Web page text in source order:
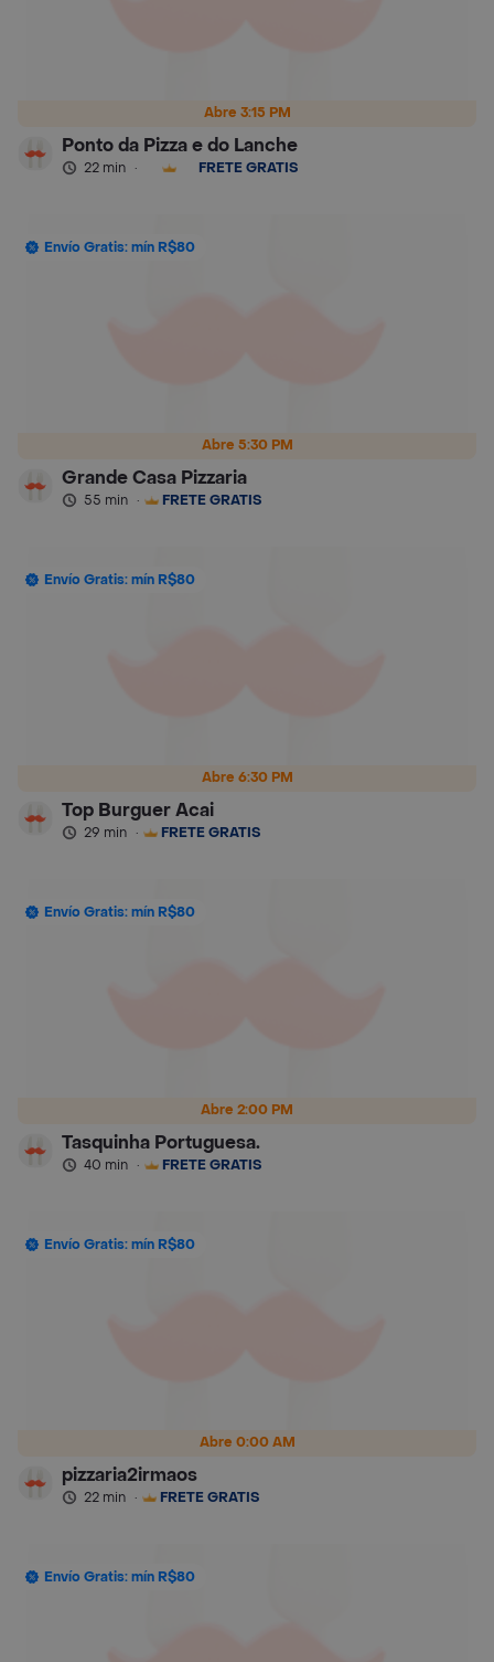
Abre 3:15 PM
Ponto da Pizza e do Lanche
22 min · FRETE GRÁTIS
Abre 5:30 PM
Envío Gratis: mín R$80
Grande Casa Pizzaria
55 min · FRETE GRÁTIS
Abre 6:30 PM
Envío Gratis: mín R$80
Top Burguer Acai
29 min · FRETE GRÁTIS
Abre 2:00 PM
Envío Gratis: mín R$80
Tasquinha Portuguesa.
40 min · FRETE GRÁTIS
Abre 0:00 AM
Envío Gratis: mín R$80
pizzaria2irmaos
22 min · FRETE GRÁTIS
Envío Gratis: mín R$80